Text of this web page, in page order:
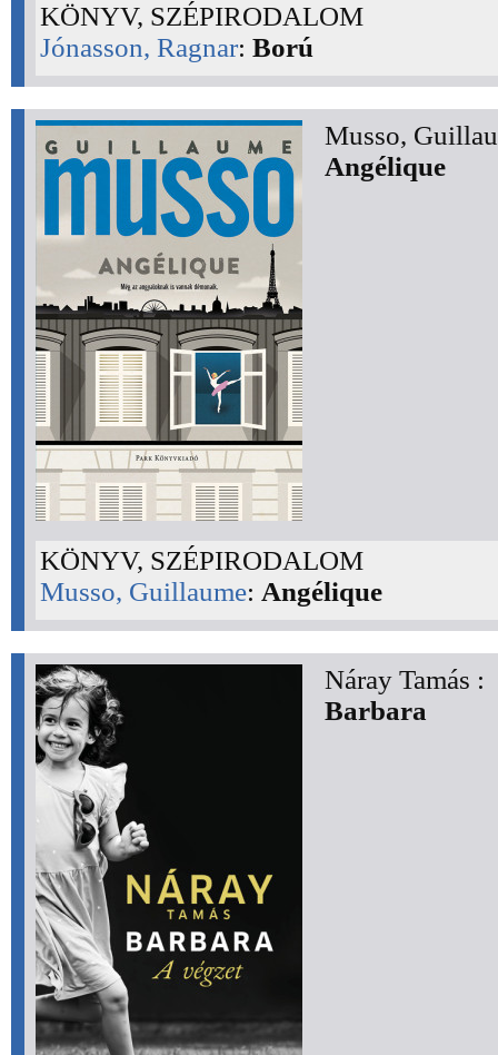
KÖNYV, SZÉPIRODALOM
Jónasson, Ragnar: Ború
Musso,
Angélique
KÖNYV, SZÉPIRODALOM
Musso, Guillaume: Angélique
Náray Tamás :
Barbara